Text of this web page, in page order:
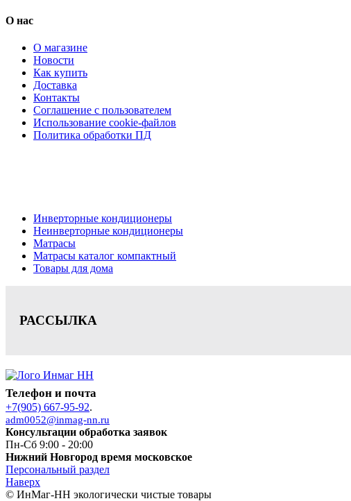
О нас
О магазине
Новости
Как купить
Доставка
Контакты
Соглашение с пользователем
Использование cookie-файлов
Политика обработки ПД
Инверторные кондиционеры
Неинверторные кондиционеры
Матрасы
Матрасы каталог компактный
Товары для дома
РАССЫЛКА
Телефон и почта
+7(905) 667-95-92.
adm0052@inmag-nn.ru
Консультации обработка заявок
Пн-Сб 9:00 - 20:00
Нижний Новгород время московское
Персональный раздел
Наверх
© ИнМаг-НН экологически чистые товары